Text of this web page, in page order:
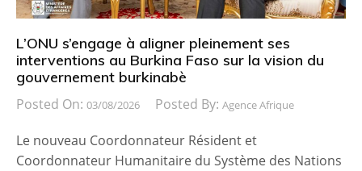
L’ONU s’engage à aligner pleinement ses
interventions au Burkina Faso sur la vision du
gouvernement burkinabè
Posted On: 03/08/2026 Posted By: Agence Afrique
Le nouveau Coordonnateur Résident et
Coordonnateur Humanitaire du Système des Nations